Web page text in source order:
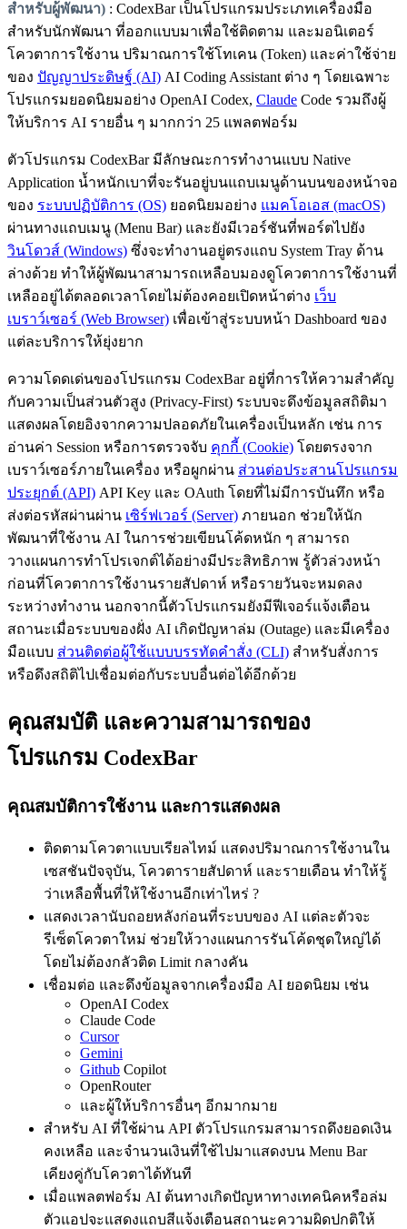
สำหรับผู้พัฒนา) : CodexBar เป็นโปรแกรมประเภทเครื่องมือ
สำหรับนักพัฒนา ที่ออกแบบมาเพื่อใช้ติดตาม และมอนิเตอร์
โควตาการใช้งาน ปริมาณการใช้โทเคน (Token) และค่าใช้จ่าย
ของ ปัญญาประดิษฐ์ (AI) AI Coding Assistant ต่าง ๆ โดยเฉพาะ
โปรแกรมยอดนิยมอย่าง OpenAI Codex, Claude Code รวมถึงผู้
ให้บริการ AI รายอื่น ๆ มากกว่า 25 แพลตฟอร์ม
ตัวโปรแกรม CodexBar มีลักษณะการทำงานแบบ Native
Application น้ำหนักเบาที่จะรันอยู่บนแถบเมนูด้านบนของหน้าจอ
ของ ระบบปฏิบัติการ (OS) ยอดนิยมอย่าง แมคโอเอส (macOS)
ผ่านทางแถบเมนู (Menu Bar) และยังมีเวอร์ชันที่พอร์ตไปยัง
วินโดวส์ (Windows) ซึ่งจะทำงานอยู่ตรงแถบ System Tray ด้าน
ล่างด้วย ทำให้ผู้พัฒนาสามารถเหลือบมองดูโควตาการใช้งานที่
เหลืออยู่ได้ตลอดเวลาโดยไม่ต้องคอยเปิดหน้าต่าง เว็บ
เบราว์เซอร์ (Web Browser) เพื่อเข้าสู่ระบบหน้า Dashboard ของ
แต่ละบริการให้ยุ่งยาก
ความโดดเด่นของโปรแกรม CodexBar อยู่ที่การให้ความสำคัญ
กับความเป็นส่วนตัวสูง (Privacy-First) ระบบจะดึงข้อมูลสถิติมา
แสดงผลโดยอิงจากความปลอดภัยในเครื่องเป็นหลัก เช่น การ
อ่านค่า Session หรือการตรวจจับ คุกกี้ (Cookie) โดยตรงจาก
เบราว์เซอร์ภายในเครื่อง หรือผูกผ่าน ส่วนต่อประสานโปรแกรม
ประยุกต์ (API) API Key และ OAuth โดยที่ไม่มีการบันทึก หรือ
ส่งต่อรหัสผ่านผ่าน เซิร์ฟเวอร์ (Server) ภายนอก ช่วยให้นัก
พัฒนาที่ใช้งาน AI ในการช่วยเขียนโค้ดหนัก ๆ สามารถ
วางแผนการทำโปรเจกต์ได้อย่างมีประสิทธิภาพ รู้ตัวล่วงหน้า
ก่อนที่โควตาการใช้งานรายสัปดาห์ หรือรายวันจะหมดลง
ระหว่างทำงาน นอกจากนี้ตัวโปรแกรมยังมีฟีเจอร์แจ้งเตือน
สถานะเมื่อระบบของฝั่ง AI เกิดปัญหาล่ม (Outage) และมีเครื่อง
มือแบบ ส่วนติดต่อผู้ใช้แบบบรรทัดคำสั่ง (CLI) สำหรับสั่งการ
หรือดึงสถิติไปเชื่อมต่อกับระบบอื่นต่อได้อีกด้วย
คุณสมบัติ และความสามารถของ
โปรแกรม CodexBar
คุณสมบัติการใช้งาน และการแสดงผล
ติดตามโควตาแบบเรียลไทม์ แสดงปริมาณการใช้งานใน
เซสชันปัจจุบัน, โควตารายสัปดาห์ และรายเดือน ทำให้รู้
ว่าเหลือพื้นที่ให้ใช้งานอีกเท่าไหร่ ?
แสดงเวลานับถอยหลังก่อนที่ระบบของ AI แต่ละตัวจะ
รีเซ็ตโควตาใหม่ ช่วยให้วางแผนการรันโค้ดชุดใหญ่ได้
โดยไม่ต้องกลัวติด Limit กลางคัน
เชื่อมต่อ และดึงข้อมูลจากเครื่องมือ AI ยอดนิยม เช่น
OpenAI Codex
Claude Code
Cursor
Gemini
Github Copilot
OpenRouter
และผู้ให้บริการอื่นๆ อีกมากมาย
สำหรับ AI ที่ใช้ผ่าน API ตัวโปรแกรมสามารถดึงยอดเงิน
คงเหลือ และจำนวนเงินที่ใช้ไปมาแสดงบน Menu Bar
เคียงคู่กับโควตาได้ทันที
เมื่อแพลตฟอร์ม AI ต้นทางเกิดปัญหาทางเทคนิคหรือล่ม
ตัวแอปจะแสดงแถบสีแจ้งเตือนสถานะความผิดปกติให้